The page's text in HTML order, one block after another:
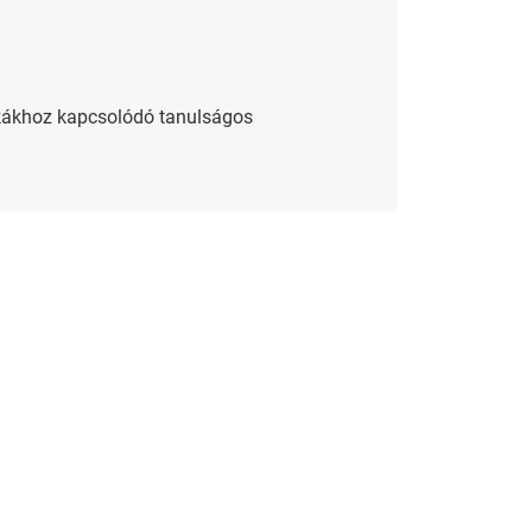
kapcsolódó tanulságos